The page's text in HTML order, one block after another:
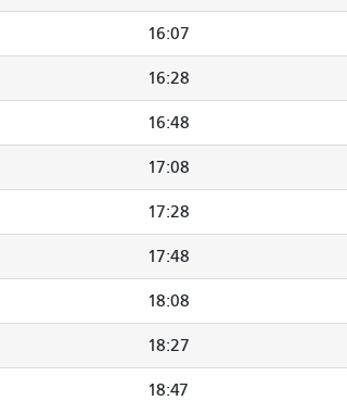
16:07
16:28
16:48
17:08
17:28
17:48
18:08
18:27
18:47